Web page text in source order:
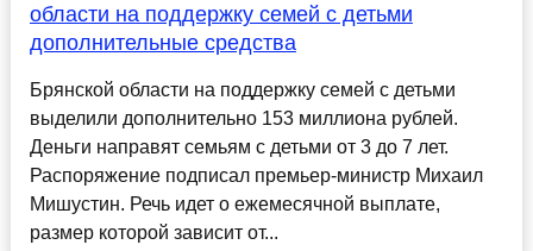
области на поддержку семей с детьми
дополнительные средства
Брянской области на поддержку семей с детьми
выделили дополнительно 153 миллиона рублей.
Деньги направят семьям с детьми от 3 до 7 лет.
Распоряжение подписал премьер-министр Михаил
Мишустин. Речь идет о ежемесячной выплате,
размер которой зависит от...